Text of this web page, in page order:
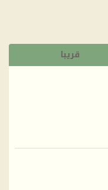
قريبا